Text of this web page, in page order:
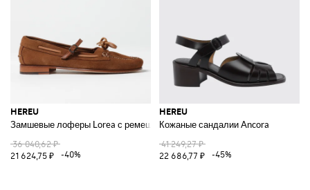
HEREU
Замшевые лоферы Lorea с ремешками
36 040,62 ₽
21 624,75 ₽
-40%
HEREU
Кожаные сандалии Ancora
41 249,27 ₽
22 686,77 ₽
-45%